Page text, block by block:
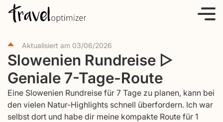
Aktualisiert am 03/06/2026
Slowenien Rundreise ▷
Geniale 7-Tage-Route
Eine Slowenien Rundreise für 7 Tage zu planen, kann bei
den vielen Natur-Highlights schnell überfordern. Ich war
selbst dort und habe dir meine kompakte Route für 1